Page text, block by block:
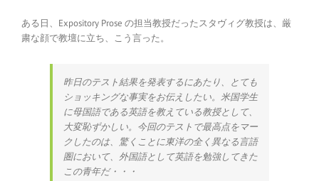
ある日、Expository Prose の担当教授だったスタヴィグ教授は、厳
粛な顔で教壇に立ち、こう言った。
昨日のテスト結果を発表するにあたり、とても
ショッキングな事実をお伝えしたい。米国学生
に母国語である英語を教えている教授として、
大変恥ずかしい。今回のテストで最高点をマー
クしたのは、驚くことに東洋の全く異なる言語
圏において、外国語として英語を勉強してきた
この青年だ・・・